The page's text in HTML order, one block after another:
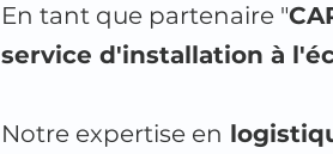
En tant que partenaire "
service d'installation à
Notre expertise en